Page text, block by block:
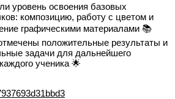
уровень освоения базовых
композицию, работу с цветом и
графическими материалами 📚
положительные результаты и
задачи для дальнейшего
ученика 🌟